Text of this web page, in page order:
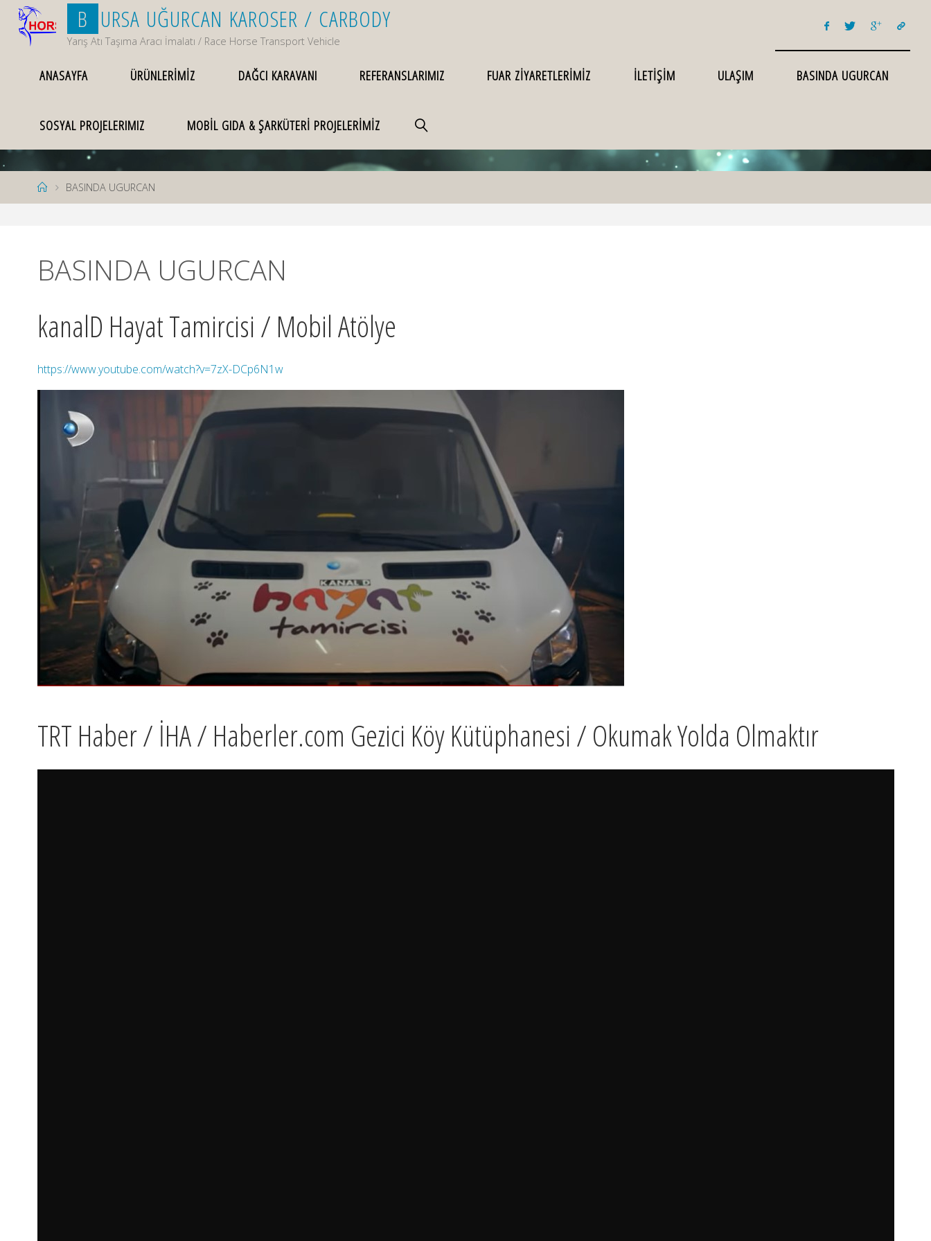
Skip
content
B URSA UĞURCAN KAROSER / CARBODY
Yarış Atı Taşıma Aracı İmalatı / Race Horse Transport Vehicle
ANASAYFA ÜRÜNLERİMİZ DAĞCI KARAVANI REFERANSLARIMIZ FUAR ZİYARETLERİMİZ İLETİŞİM ULAŞIM BASINDA UGURCAN
SOSYAL PROJELERIMIZ MOBİL GIDA & ŞARKÜTERİ PROJELERİMİZ
SEARCH
HomeBASINDA UGURCAN
BASINDA UGURCAN
kanalD Hayat Tamircisi / Mobil Atölye
https://www.youtube.com/watch?v=7zX-DCp6N1w
TRT Haber / İHA / Haberler.com Gezici Köy Kütüphanesi / Okumak Yolda Olmaktır